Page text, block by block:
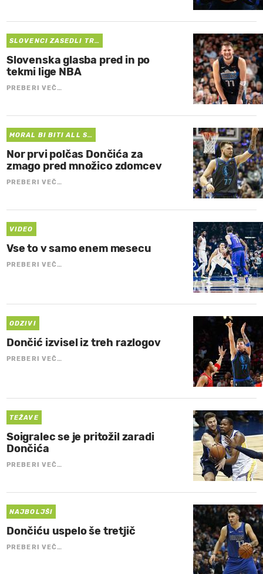
SLOVENCI ZASEDLI TR…
Slovenska glasba pred in po
tekmi lige NBA
PREBERI VEČ…
MORAL BI BITI ALL S…
Nor prvi polčas Dončića za
zmago pred množico zdomcev
PREBERI VEČ…
VIDEO
Vse to v samo enem mesecu
PREBERI VEČ…
ODZIVI
Dončić izvisel iz treh razlogov
PREBERI VEČ…
TEŽAVE
Soigralec se je pritožil zaradi
Dončića
PREBERI VEČ…
NAJBOLJŠI
Dončiću uspelo še tretjič
PREBERI VEČ…